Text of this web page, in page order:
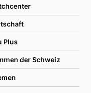
Plus
der Schweiz